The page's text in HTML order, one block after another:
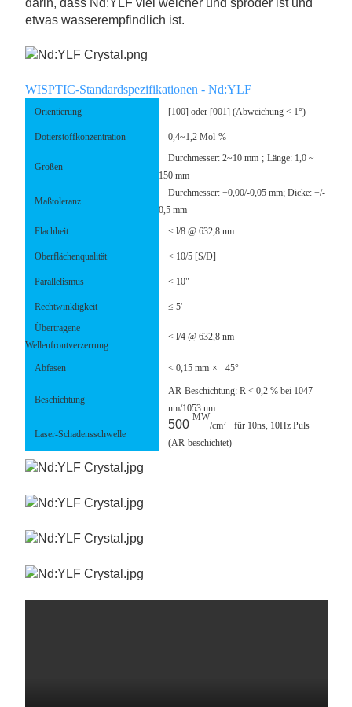
etwas wasserempfindlich ist.
WISPTIC-Standardspezifikationen - Nd:YLF
Orientierung [100] oder [001] (Abweichung < 1°)
Dotierstoffkonzentration 0,4~1,2 Mol-%
Größen
Durchmesser: 2~10 mm ; Länge: 1,0 ~
150 mm
Maßtoleranz
Durchmesser: +0,00/-0,05 mm; Dicke: +/-
0,5 mm
Flachheit
< l/8 @ 632,8 nm
Oberflächenqualität < 10/5 [S/D]
Parallelismus < 10"
Rechtwinkligkeit
≤ 5'
Übertragene
Wellenfrontverzerrung
< l/4 @ 632,8 nm
Abfasen < 0,15 mm × 45°
Beschichtung
AR-Beschichtung: R < 0,2 % bei 1047
nm/1053 nm
Laser-Schadensschwelle
500
MW
/cm²
für 10ns, 10Hz Puls
(AR-beschichtet)